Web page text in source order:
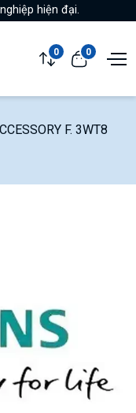
hiện đại.
0 0
F. 3WT8